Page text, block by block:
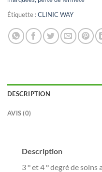
Étiquette :CLINIC WAY
DESCRIPTION
AVIS (0)
Description
3 ° et 4 ° degré de